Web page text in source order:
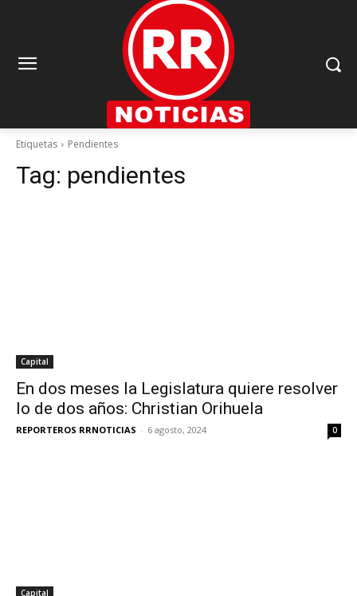
Etiquetas Pendientes
Tag: pendientes
Capital
En dos meses la Legislatura quiere resolver
lo de dos años: Christian Orihuela
REPORTEROS RRNOTICIAS - 6 agosto, 2024 0
Capital